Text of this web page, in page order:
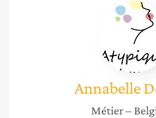
Annabelle
Métier–